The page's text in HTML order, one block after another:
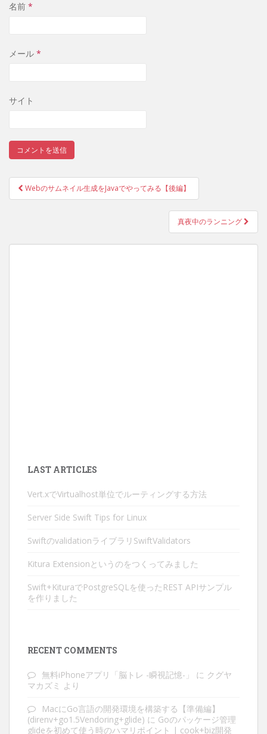
名前 *
メール *
サイト
投稿ナビゲーション
Webのサムネイル生成をJavaでやってみる【後編】
真夜中のランニング
LAST ARTICLES
Vert.xでVirtualhost単位でルーティングする方法
Server Side Swift Tips for Linux
SwiftのvalidationライブラリSwiftValidators
Kitura Extensionというのをつくってみました
Swift+KituraでPostgreSQLを使ったREST APIサンプル
を作りました
RECENT COMMENTS
無料iPhoneアプリ「脳トレ -瞬視記憶-」 に クグヤ
マカズミ より
MacにGo言語の開発環境を構築する【準備編】
(direnv+go1.5Vendoring+glide) に Goのパッケージ管理
glideを初めて使う時のハマリポイント | cook+biz開発